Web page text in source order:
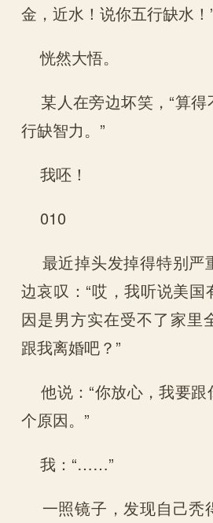
金，近水！说你五行缺水！
恍然大悟。
某人在旁边坏笑，“算得
行缺智力。”
我呸！
010
最近掉头发掉得特别严
边哀叹：“哎，我听说美
因是男方实在受不了家里
跟我离婚吧？”
他说：“你放心，我要跟
个原因。”
我：“……”
一照镜子，发现自己秃